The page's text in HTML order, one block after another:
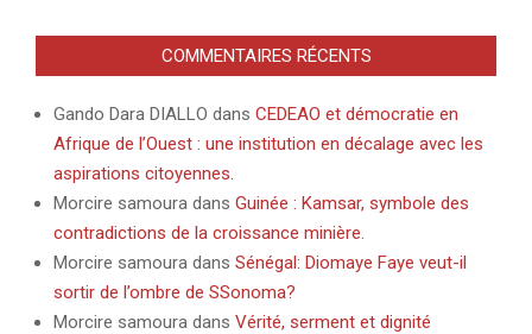
COMMENTAIRES RÉCENTS
Gando Dara DIALLO dans CEDEAO et démocratie en
Afrique de l’Ouest : une institution en décalage avec les
aspirations citoyennes.
Morcire samoura dans Guinée : Kamsar, symbole des
contradictions de la croissance minière.
Morcire samoura dans Sénégal: Diomaye Faye veut-il
sortir de l’ombre de SSonoma?
Morcire samoura dans Vérité, serment et dignité